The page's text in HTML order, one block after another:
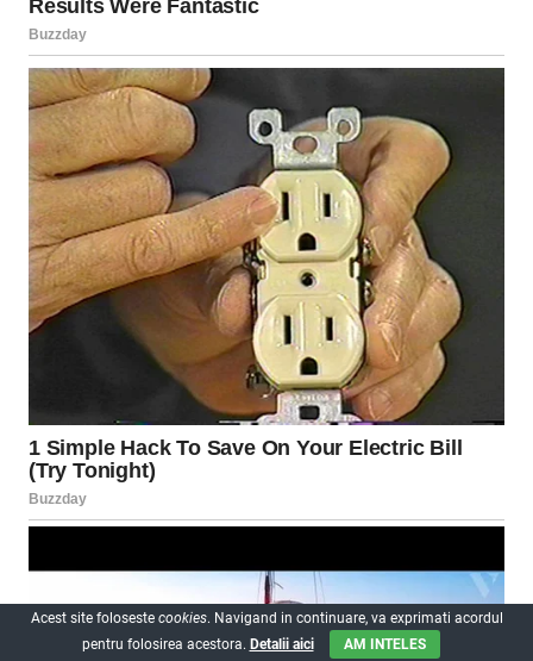
Acest site foloseste cookies. Navigand in continuare, va exprimati acordul
pentru folosirea acestora. Detalii aici AM INTELES